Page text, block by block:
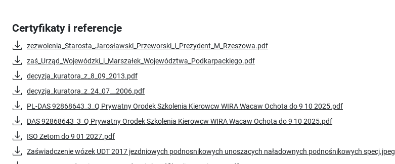
Certyfikaty i referencje
zezwolenia_Starosta_Jarosławski_Przeworski_i_Prezydent_M_Rzeszowa.pdf
zaś_Urząd_Wojewódzki_i_Marszałek_Województwa_Podkarpackiego.pdf
decyzja_kuratora_z_8_09_2013.pdf
decyzja_kuratora_z_24_07__2006.pdf
PL-DAS 92868643_3_Q Prywatny Orodek Szkolenia Kierowcw WIRA Wacaw Ochota do 9 10 2025.pdf
DAS 92868643_3_Q Prywatny Orodek Szkolenia Kierowcw WIRA Wacaw Ochota do 9 10 2025.pdf
ISO Zetom do 9 01 2027.pdf
Zaświadczenie wózek UDT 2017 jezdniowych podnosnikowych unoszacych naładownych podnośnikowych specj.jpeg